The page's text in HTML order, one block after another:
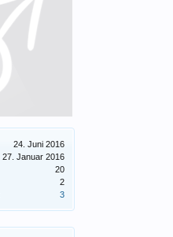
24. Juni 2016
27. Januar 2016
20
2
3